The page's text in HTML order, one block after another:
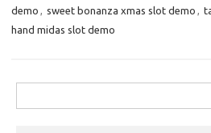
demo , sweet bonanza xmas slot demo ,
hand midas slot demo
for: